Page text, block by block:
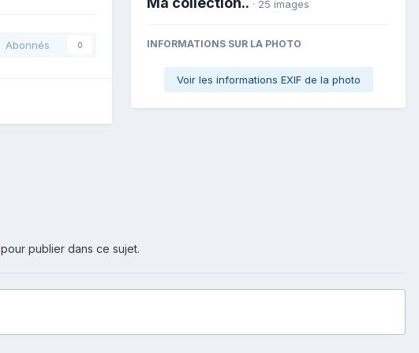
Abonnés 0
· 25 images
INFORMATIONS SUR LA PHOTO
Voir les informations EXIF de la photo
pour publier dans ce sujet.